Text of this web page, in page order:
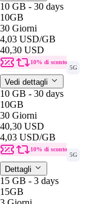
10 GB - 30 days
10GB
30 Giorni
4,03 USD/GB
40,30 USD
10% di sconto
5G
Vedi dettagli
10 GB - 30 days
10GB
30 Giorni
40,30 USD
4,03 USD/GB
10% di sconto
5G
Dettagli
15 GB - 3 days
15GB